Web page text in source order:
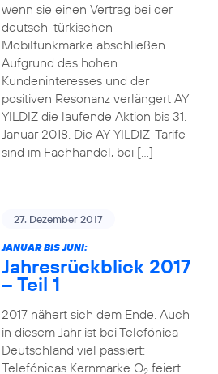
wenn sie einen Vertrag bei der
deutsch-türkischen
Mobilfunkmarke abschließen.
Aufgrund des hohen
Kundeninteresses und der
positiven Resonanz verlängert AY
YILDIZ die laufende Aktion bis 31.
Januar 2018. Die AY YILDIZ-Tarife
sind im Fachhandel, bei […]
27. Dezember 2017
JANUAR BIS JUNI:
Jahresrückblick 2017
– Teil 1
2017 nähert sich dem Ende. Auch
in diesem Jahr ist bei Telefónica
Deutschland viel passiert:
Telefónicas Kernmarke O2feiert